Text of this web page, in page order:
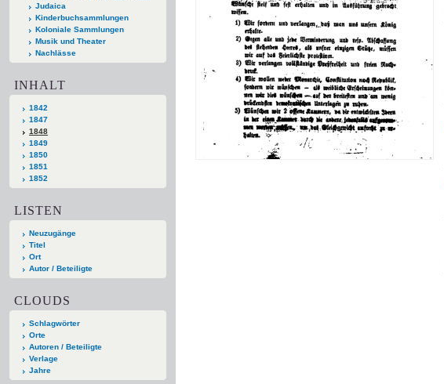
Judaica
Kinderbuchsammlungen
Koloniale Sammlungen
Musik und Theater
Nachlässe
INHALT
1842
1847
1848
1849
1850
1851
1852
LISTEN
Neuzugänge
Titel
Ort
Autor / Beteiligte
CLOUDS
Schlagwörter
Orte
Autoren / Beteiligte
Verlage
Jahre